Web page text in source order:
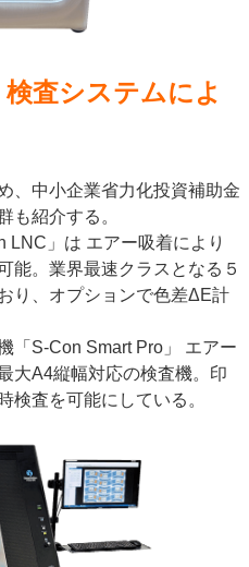
査システムによ
、中小企業省力化投資補助金
も紹介する。
LNC」は エアー吸着により
能。業界最速クラスとなる５
り、オプションで色差ΔE計
「S-Con Smart Pro」 エアー
大A4縦幅対応の検査機。印
検査を可能にしている。